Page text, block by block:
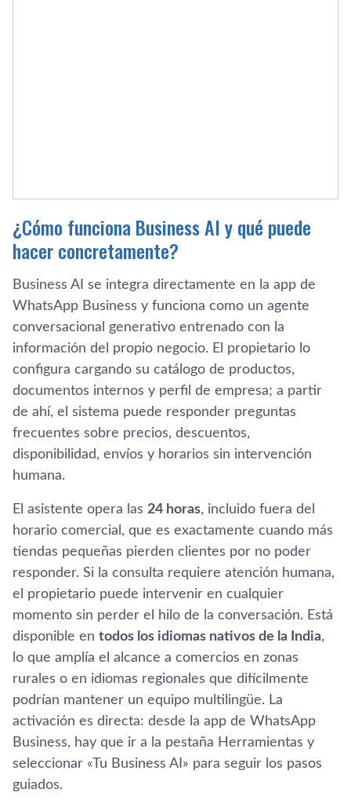
¿Cómo funciona Business AI y qué puede
hacer concretamente?
Business AI se integra directamente en la app de
WhatsApp Business y funciona como un agente
conversacional generativo entrenado con la
información del propio negocio. El propietario lo
configura cargando su catálogo de productos,
documentos internos y perfil de empresa; a partir
de ahí, el sistema puede responder preguntas
frecuentes sobre precios, descuentos,
disponibilidad, envíos y horarios sin intervención
humana.
El asistente opera las 24 horas, incluido fuera del
horario comercial, que es exactamente cuando más
tiendas pequeñas pierden clientes por no poder
responder. Si la consulta requiere atención humana,
el propietario puede intervenir en cualquier
momento sin perder el hilo de la conversación. Está
disponible en todos los idiomas nativos de la India,
lo que amplía el alcance a comercios en zonas
rurales o en idiomas regionales que difícilmente
podrían mantener un equipo multilingüe. La
activación es directa: desde la app de WhatsApp
Business, hay que ir a la pestaña Herramientas y
seleccionar «Tu Business AI» para seguir los pasos
guiados.